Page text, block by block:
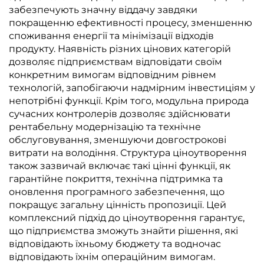
забезпечують значну віддачу завдяки
покращенню ефективності процесу, зменшенню
споживання енергії та мінімізації відходів
продукту. Наявність різних цінових категорій
дозволяє підприємствам відповідати своїм
конкретним вимогам відповідним рівнем
технологій, запобігаючи надмірним інвестиціям у
непотрібні функції. Крім того, модульна природа
сучасних контролерів дозволяє здійснювати
рентабельну модернізацію та технічне
обслуговування, зменшуючи довгострокові
витрати на володіння. Структура ціноутворення
також зазвичай включає такі цінні функції, як
гарантійне покриття, технічна підтримка та
оновлення програмного забезпечення, що
покращує загальну цінність пропозиції. Цей
комплексний підхід до ціноутворення гарантує,
що підприємства зможуть знайти рішення, які
відповідають їхньому бюджету та водночас
відповідають їхнім операційним вимогам.